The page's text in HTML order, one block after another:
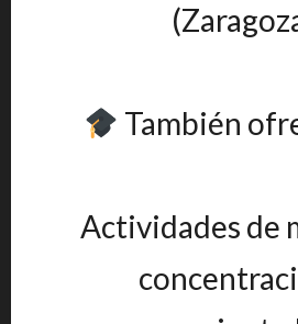
También
Actividades de